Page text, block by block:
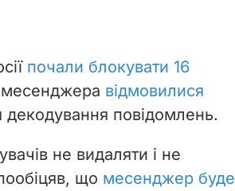
почали блокувати 16
відмовилися
декодування повідомлень.
не видаляти і не
що месенджер буде